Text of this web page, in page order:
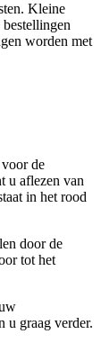
Kleine
worden met
de
u aflezen van
in het rood
door de
tot het
u graag verder.